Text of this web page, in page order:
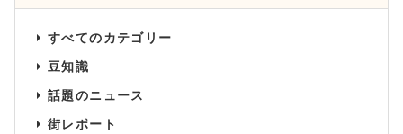
すべてのカテゴリー
豆知識
話題のニュース
街レポート